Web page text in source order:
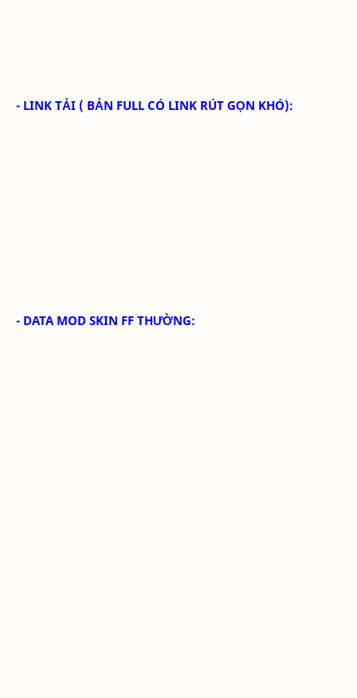
- LINK TẢI ( BẢN FULL CÓ LINK RÚT GỌN KHÓ):
- DATA MOD SKIN FF THƯỜNG: